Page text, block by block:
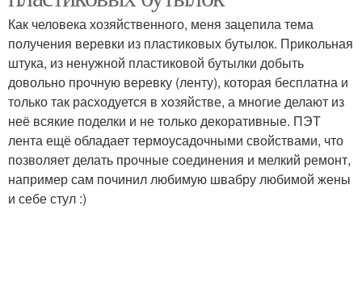
Пластиковые бутылки Ленты из бутылок
Павлин из пластиковых
бутылок
Веревка из пэт
Как человека хозяйственного, меня зацепила тема
получения веревки из пластиковых бутылок. Прикольная
штука, из ненужной пластиковой бутылки добыть
довольно прочную веревку (ленту), которая бесплатна и
только так расходуется в хозяйстве, а многие делают из
неё всякие поделки и не только декоративные. ПЭТ
лента ещё обладает термоусадочными свойствами, что
позволяет делать прочные соединения и мелкий ремонт,
например сам починил любимую швабру любимой жены
и себе стул :)